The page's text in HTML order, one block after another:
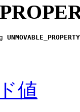
UNMOVABLE_PROPERTY
値